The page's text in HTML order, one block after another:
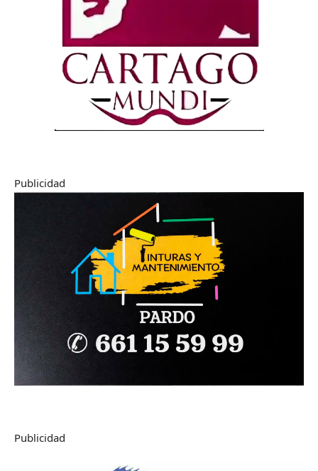
Publicidad
Publicidad